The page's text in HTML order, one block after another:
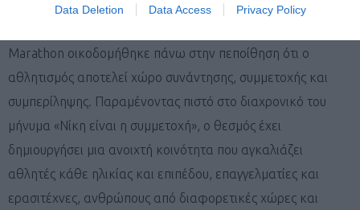
Data Deletion Data Access Privacy Policy
Marathon οικοδομήθηκε πάνω στην πεποίθηση ότι ο
αθλητισμός αποτελεί χώρο συνάντησης, συμμετοχής και
συμπερίληψης. Παραμένοντας πιστό στο διαχρονικό του
μήνυμα «Νίκη είναι η συμμετοχή», ο θεσμός έχει
δημιουργήσει μια ανοιχτή κοινότητα που αγκαλιάζει
αθλητές κάθε ηλικίας και επιπέδου, επαγγελματίες και
ερασιτέχνες, ανθρώπους από διαφορετικές χώρες και